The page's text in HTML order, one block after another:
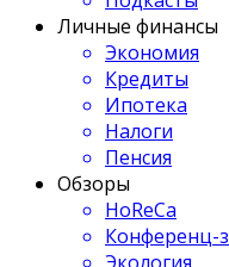
Личные финансы
Экономия
Кредиты
Ипотека
Налоги
Пенсия
Обзоры
HoReCa
Конференц-